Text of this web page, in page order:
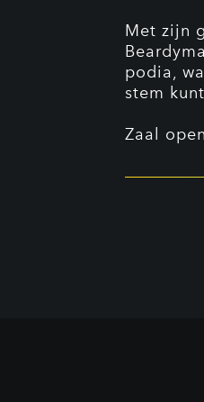
Met zijn
podia,
stem
Zaal